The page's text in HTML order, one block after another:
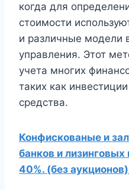
когда для
стоимости
и различные модели
управления. Этот
учета многих
таких как
средства.
Конфискованые и
банков и
40%. (без